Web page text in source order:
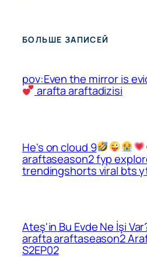
БОЛЬШЕ ЗАПИСЕЙ
pov:Even the mirror is
arafta araftadizisi
He's on cloud 9
araftaseason2 fyp
trendingshorts viral bts
Ateş'in Bu Evde Ne İşi
arafta araftaseason2
S2EP02